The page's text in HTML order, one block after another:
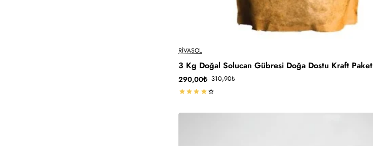
-7%
RIVASOL
3 Kg Doğal Solucan Gübresi Doğa Dostu Kraft Paket
290,00₺ 310,90₺